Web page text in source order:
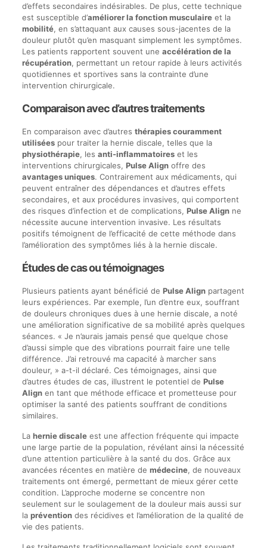
d’effets secondaires indésirables. De plus, cette technique
est susceptible d’améliorer la fonction musculaireet la
mobilité, en s’attaquant aux causes sous-jacentes de la
douleur plutôt qu’en masquant simplement les symptômes.
Les patients rapportent souvent une accélération de la
récupération, permettant un retour rapide à leurs activités
quotidiennes et sportives sans la contrainte d’une
intervention chirurgicale.
Comparaison avec d’autres traitements
En comparaison avec d’autres thérapies couramment
utiliséespour traiter la hernie discale, telles que la
physiothérapie, les anti-inflammatoireset les
interventions chirurgicales, Pulse Alignoffre des
avantages uniques. Contrairement aux médicaments, qui
peuvent entraîner des dépendances et d’autres effets
secondaires, et aux procédures invasives, qui comportent
des risques d’infection et de complications, Pulse Alignne
nécessite aucune intervention invasive. Les résultats
positifs témoignent de l’efficacité de cette méthode dans
l’amélioration des symptômes liés à la hernie discale.
Études de cas ou témoignages
Plusieurs patients ayant bénéficié de Pulse Alignpartagent
leurs expériences. Par exemple, l’un d’entre eux, souffrant
de douleurs chroniques dues à une hernie discale, a noté
une amélioration significative de sa mobilité après quelques
séances. « Je n’aurais jamais pensé que quelque chose
d’aussi simple que des vibrations pourrait faire une telle
différence. J’ai retrouvé ma capacité à marcher sans
douleur, » a-t-il déclaré. Ces témoignages, ainsi que
d’autres études de cas, illustrent le potentiel de Pulse
Alignen tant que méthode efficace et prometteuse pour
optimiser la santé des patients souffrant de conditions
similaires.
La hernie discaleest une affection fréquente qui impacte
une large partie de la population, révélant ainsi la nécessité
d’une attention particulière à la santé du dos. Grâce aux
avancées récentes en matière de médecine, de nouveaux
traitements ont émergé, permettant de mieux gérer cette
condition. L’approche moderne se concentre non
seulement sur le soulagement de la douleur mais aussi sur
la préventiondes récidives et l’amélioration de la qualité de
vie des patients.